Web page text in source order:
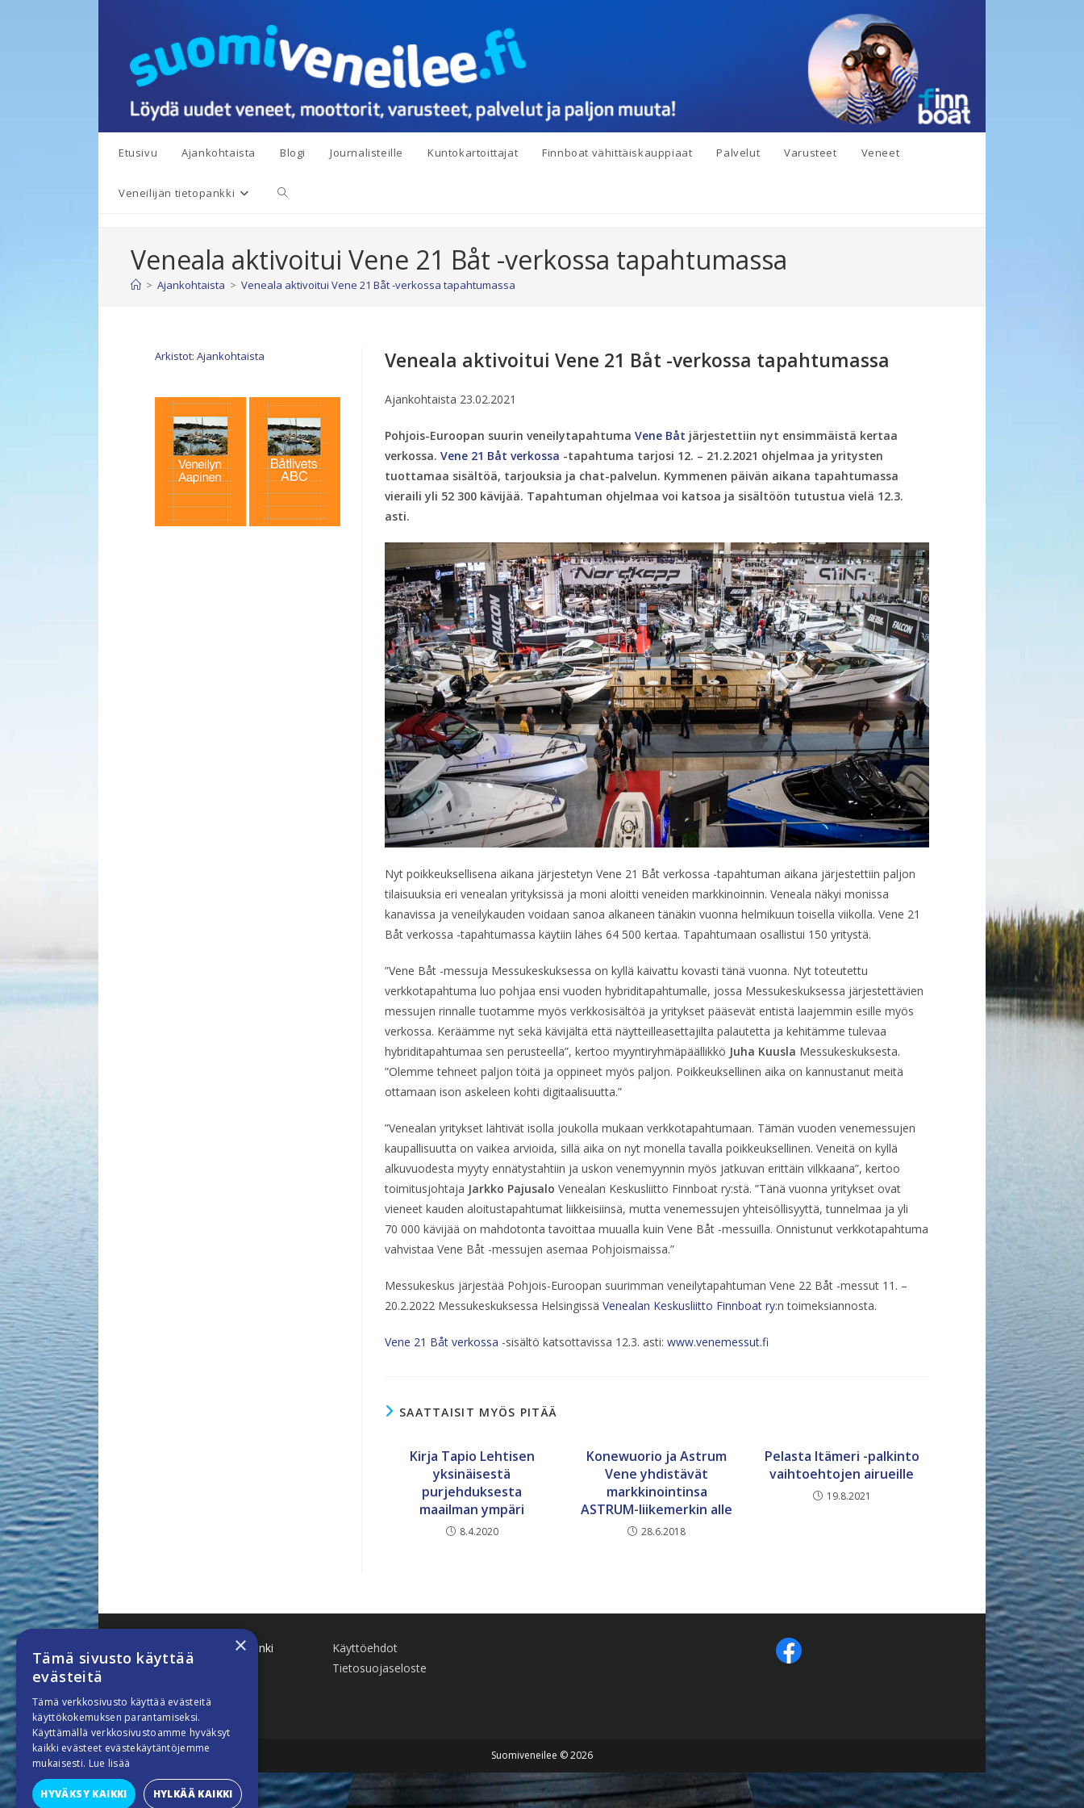
Etusivu Ajankohtaista Blogi Journalisteille Kuntokartoittajat Finnboat vähittäiskauppiaat Palvelut Varusteet Veneet
Veneilijän tietopankki Toggle
search
Veneala aktivoitui Vene 21 Båt -verkossa tapahtumassa
> Ajankohtaista > Veneala aktivoitui Vene 21 Båt -verkossa tapahtumassa
Arkistot: Ajankohtaista Veneala aktivoitui Vene 21 Båt -verkossa tapahtumassa
Ajankohtaista 23.02.2021
Pohjois-Euroopan suurin veneilytapahtuma Vene Båt järjestettiin nyt ensimmäistä kertaa
verkossa. Vene 21 Båt verkossa -tapahtuma tarjosi 12. – 21.2.2021 ohjelmaa ja yritysten
tuottamaa sisältöä, tarjouksia ja chat-palvelun. Kymmenen päivän aikana tapahtumassa
vieraili yli 52 300 kävijää. Tapahtuman ohjelmaa voi katsoa ja sisältöön tutustua vielä 12.3.
asti.
Nyt poikkeuksellisena aikana järjestetyn Vene 21 Båt verkossa -tapahtuman aikana järjestettiin paljon
tilaisuuksia eri venealan yrityksissä ja moni aloitti veneiden markkinoinnin. Veneala näkyi monissa
kanavissa ja veneilykauden voidaan sanoa alkaneen tänäkin vuonna helmikuun toisella viikolla. Vene 21
Båt verkossa -tapahtumassa käytiin lähes 64 500 kertaa. Tapahtumaan osallistui 150 yritystä.
”Vene Båt -messuja Messukeskuksessa on kyllä kaivattu kovasti tänä vuonna. Nyt toteutettu
verkkotapahtuma luo pohjaa ensi vuoden hybriditapahtumalle, jossa Messukeskuksessa järjestettävien
messujen rinnalle tuotamme myös verkkosisältöä ja yritykset pääsevät entistä laajemmin esille myös
verkossa. Keräämme nyt sekä kävijältä että näytteilleasettajilta palautetta ja kehitämme tulevaa
hybriditapahtumaa sen perusteella”, kertoo myyntiryhmäpäällikkö Juha Kuusla Messukeskuksesta.
”Olemme tehneet paljon töitä ja oppineet myös paljon. Poikkeuksellinen aika on kannustanut meitä
ottamaan ison askeleen kohti digitaalisuutta.”
”Venealan yritykset lähtivät isolla joukolla mukaan verkkotapahtumaan. Tämän vuoden venemessujen
kaupallisuutta on vaikea arvioida, sillä aika on nyt monella tavalla poikkeuksellinen. Veneitä on kyllä
alkuvuodesta myyty ennätystahtiin ja uskon venemyynnin myös jatkuvan erittäin vilkkaana”, kertoo
toimitusjohtaja Jarkko Pajusalo Venealan Keskusliitto Finnboat ry:stä. ”Tänä vuonna yritykset ovat
vieneet kauden aloitustapahtumat liikkeisiinsä, mutta venemessujen yhteisöllisyyttä, tunnelmaa ja yli
70 000 kävijää on mahdotonta tavoittaa muualla kuin Vene Båt -messuilla. Onnistunut verkkotapahtuma
vahvistaa Vene Båt -messujen asemaa Pohjoismaissa.”
Messukeskus järjestää Pohjois-Euroopan suurimman veneilytapahtuman Vene 22 Båt -messut 11. –
20.2.2022 Messukeskuksessa Helsingissä Venealan Keskusliitto Finnboat ry:n toimeksiannosta.
Vene 21 Båt verkossa -sisältö katsottavissa 12.3. asti: www.venemessut.fi
SAATTAISIT MYÖS PITÄÄ
Kirja Tapio Lehtisen
yksinäisestä
purjehduksesta
maailman ympäri
8.4.2020
Konewuorio ja Astrum
Vene yhdistävät
markkinointinsa
ASTRUM-liikemerkin alle
28.6.2018
Pelasta Itämeri -palkinto
vaihtoehtojen airueille
19.8.2021
Käenkuja 8 A 47 00500 Helsinki
www.finnboat.fi
Käyttöehdot
Tietosuojaseloste
Suomiveneilee © 2026
×
Tämä sivusto käyttää
evästeitä
Tämä verkkosivusto käyttää evästeitä
käyttökokemuksen parantamiseksi.
Käyttämällä verkkosivustoamme hyväksyt
kaikki evästeet evästekäytäntöjemme
mukaisesti. Lue lisää
HYVÄKSY KAIKKI HYLKÄÄ KAIKKI